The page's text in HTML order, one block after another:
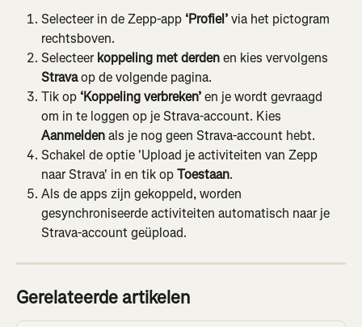
Selecteer in de Zepp-app ‘Profiel’ via het pictogram
rechtsboven.
Selecteer koppeling met derden en kies vervolgens
Strava op de volgende pagina.
Tik op ‘Koppeling verbreken’ en je wordt gevraagd
om in te loggen op je Strava-account. Kies
Aanmelden als je nog geen Strava-account hebt.
Schakel de optie 'Upload je activiteiten van Zepp
naar Strava' in en tik op Toestaan.
Als de apps zijn gekoppeld, worden
gesynchroniseerde activiteiten automatisch naar je
Strava-account geüpload.
Gerelateerde artikelen